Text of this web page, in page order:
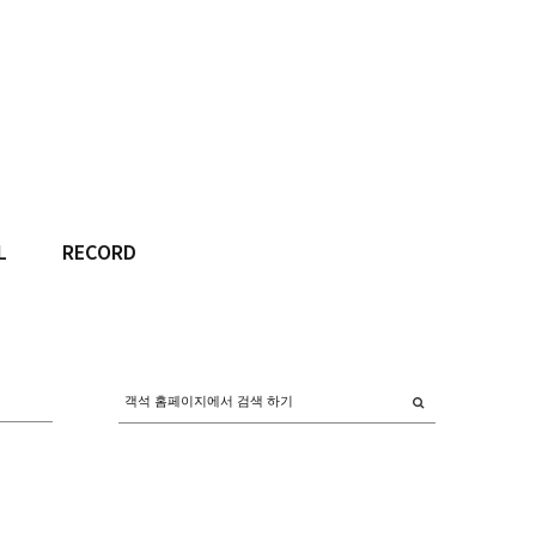
RECORD